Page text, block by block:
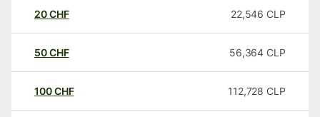
20CHF 22,546 CLP
50CHF 56,364 CLP
100CHF 112,728 CLP